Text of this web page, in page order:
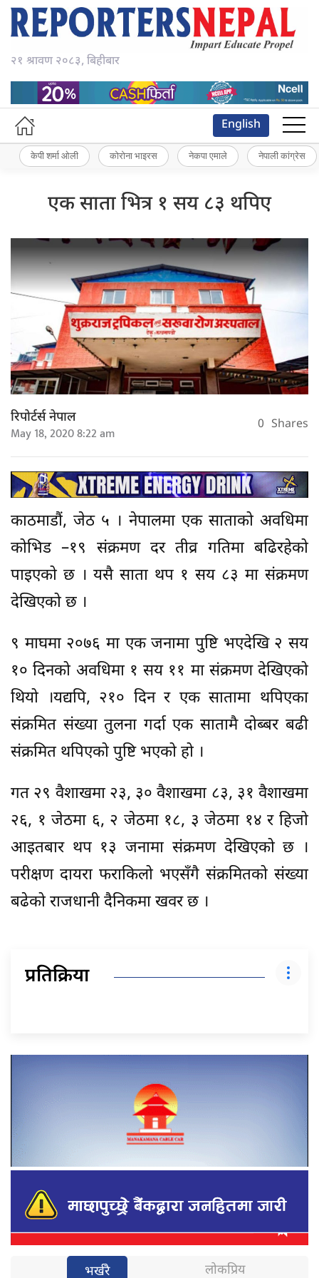
२१ श्रावण २०८३, बिहीबार
English
केपी शर्मा ओली कोरोना भाइरस नेकपा एमाले नेपाली कांग्रेस
एक साता भित्र १ सय ८३ थपिए
रिपोर्टर्स नेपाल
May 18, 2020 8:22 am 0 Shares
काठमाडौं, जेठ ५ । नेपालमा एक साताको अवधिमा
कोभिड –१९ संक्रमण दर तीव्र गतिमा बढिरहेको
पाइएको छ । यसै साता थप १ सय ८३ मा संक्रमण
देखिएको छ ।
९ माघमा २०७६ मा एक जनामा पुष्टि भएदेखि २ सय
१० दिनको अवधिमा १ सय ११ मा संक्रमण देखिएको
थियो ।यद्यपि, २१० दिन र एक सातामा थपिएका
संक्रमित संख्या तुलना गर्दा एक सातामै दोब्बर बढी
संक्रमित थपिएको पुष्टि भएको हो ।
गत २९ वैशाखमा २३, ३० वैशाखमा ८३, ३१ वैशाखमा
२६, १ जेठमा ६, २ जेठमा १८, ३ जेठमा १४ र हिजो
आइतबार थप १३ जनामा संक्रमण देखिएको छ ।
परीक्षण दायरा फराकिलो भएसँगै संक्रमितको संख्या
बढेको राजधानी दैनिकमा खवर छ ।
प्रतिक्रिया
भर्खरै लोकप्रिय